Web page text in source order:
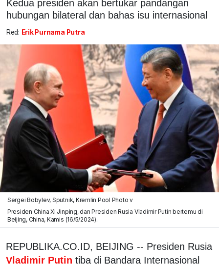
Kedua presiden akan bertukar pandangan
hubungan bilateral dan bahas isu internasional
Red: Erik Purnama Putra
Sergei Bobylev, Sputnik, Kremlin Pool Photo v
Presiden China Xi Jinping, dan Presiden Rusia Vladimir Putin bertemu di
Beijing, China, Kamis (16/5/2024).
REPUBLIKA.CO.ID, BEIJING -- Presiden Rusia
Vladimir Putin tiba di Bandara Internasional